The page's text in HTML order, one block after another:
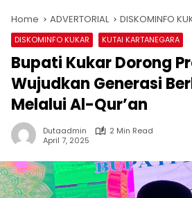
Home ADVERTORIAL DISKOMINFO
DISKOMINFO KUKAR KUTAI KARTANEGARA
Bupati Kukar Dorong
Wujudkan Generasi
Melalui Al-Qur’an
Dutaadmin
2 Min Read
April 7, 2025